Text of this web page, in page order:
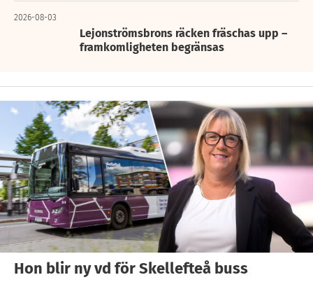
2026-08-03
Lejonströmsbrons räcken fräschas upp –
framkomligheten begränsas
Hon blir ny vd för Skellefteå buss